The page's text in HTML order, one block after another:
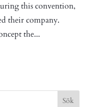
this convention,
their company.
the...